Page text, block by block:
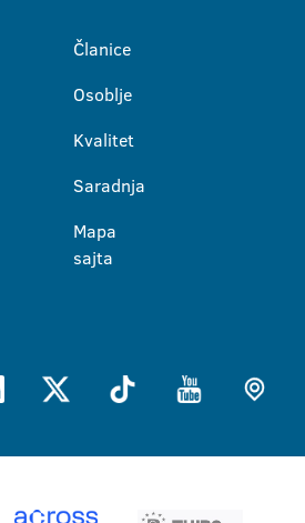
Članice
Osoblje
Kvalitet
Saradnja
Mapa
sajta